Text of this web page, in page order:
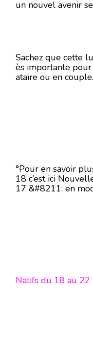
un nouvel avenir
Sachez que cette
ès importante
ataire ou en couple.
°Pour en savoir
18 c’est ici
17 &#8211; en
Natifs du 18 au 22